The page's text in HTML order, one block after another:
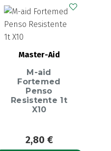
Master-Aid
M-aid
Fortemed
Penso
Resistente 1t
X10
2,80 €